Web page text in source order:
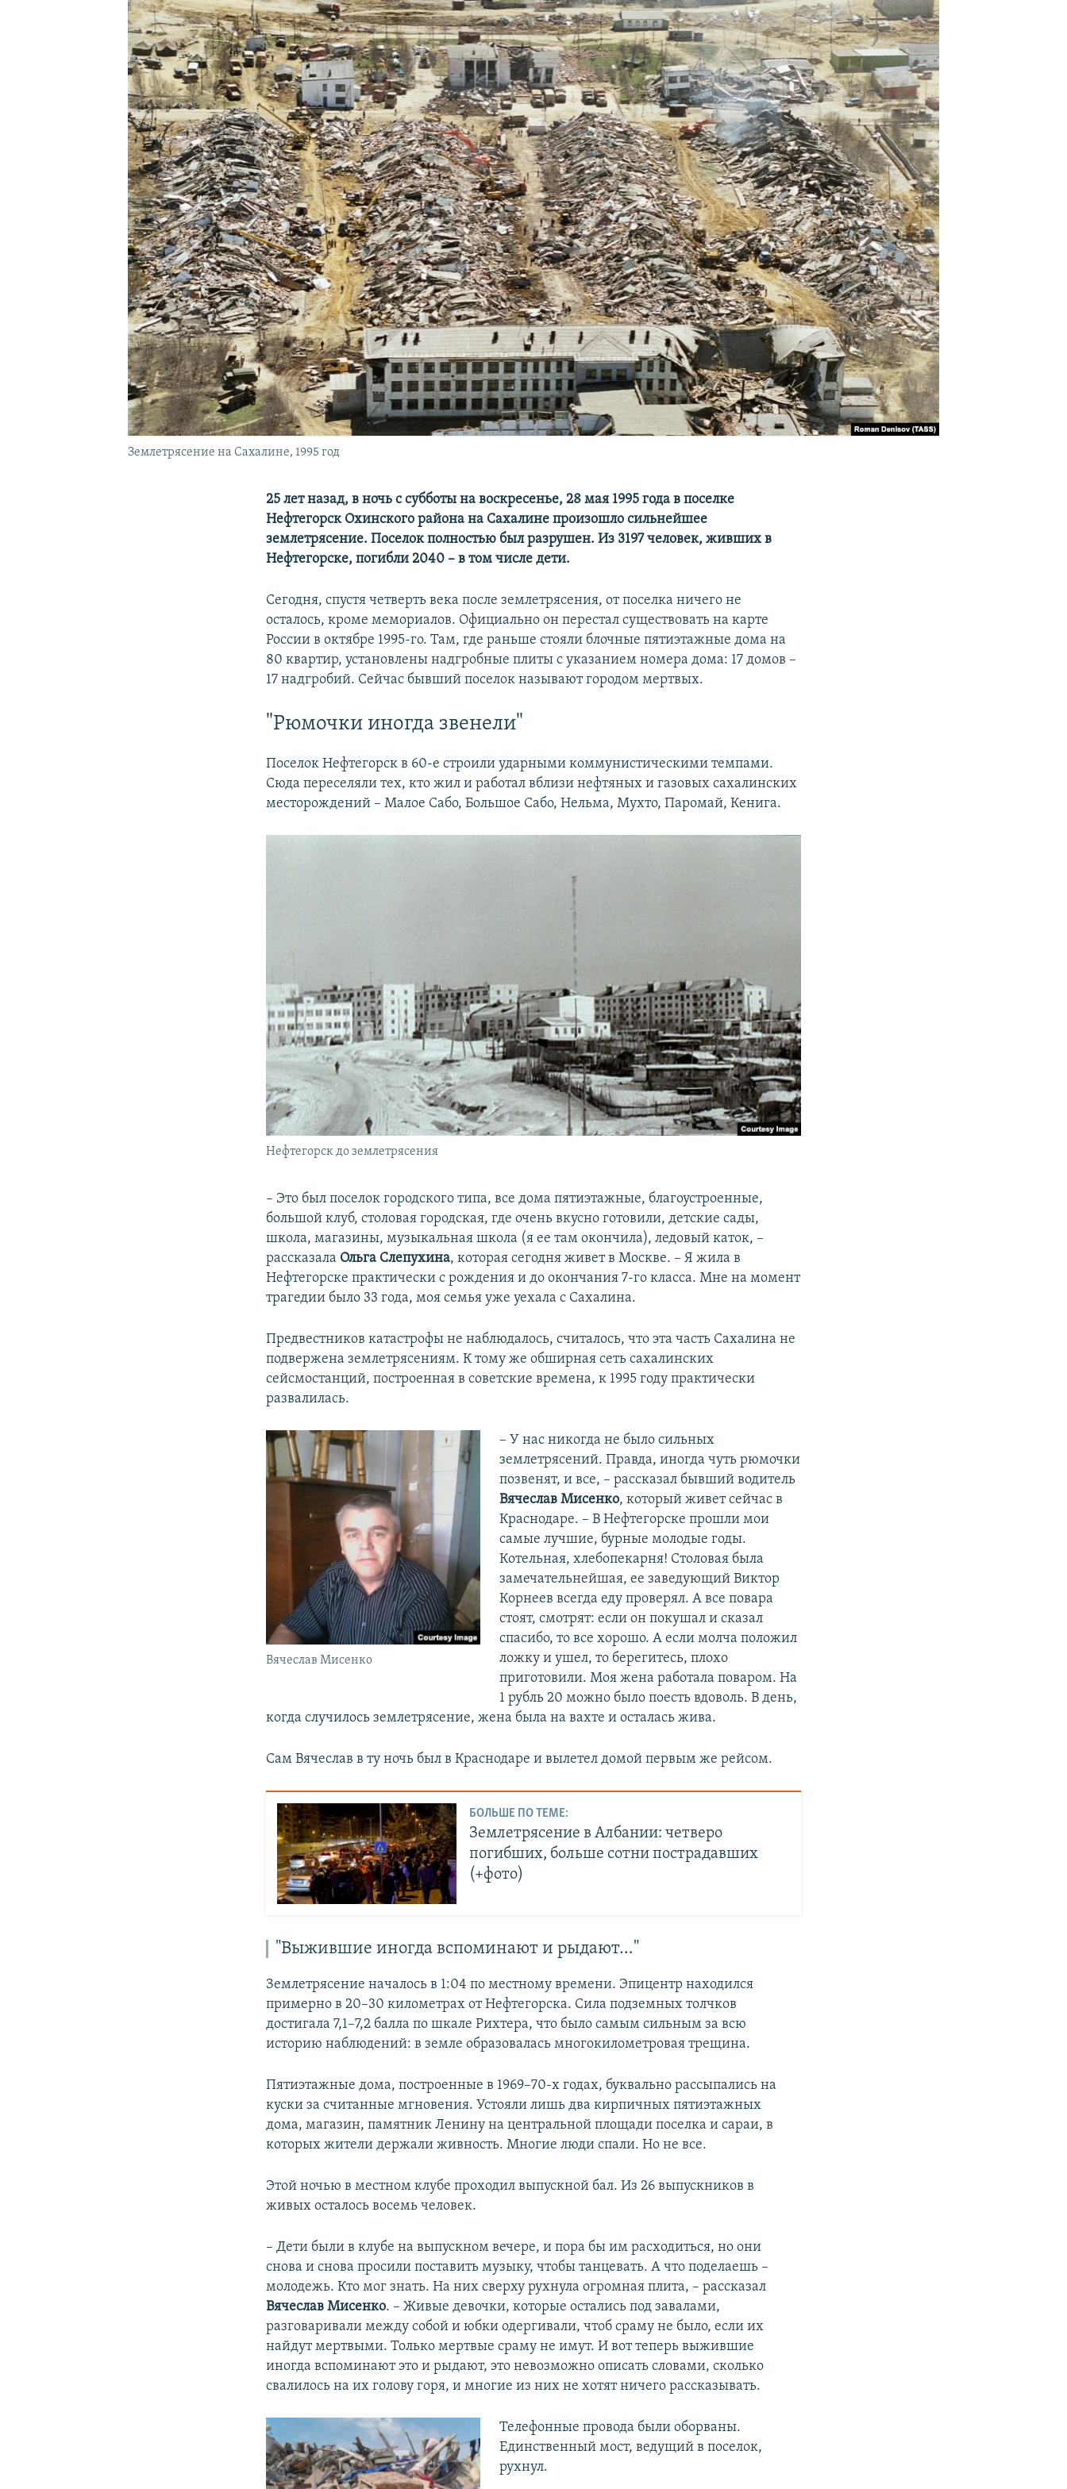
КРЫМ.НЕПОКОРЕННЫЙ
УКРАИНСКАЯ ПРОБЛЕМА КРЫМА
Землетрясение на Сахалине, 1995 год
25 лет назад, в ночь с субботы на воскресенье, 28 мая 1995 года в поселке
Нефтегорск Охинского района на Сахалине произошло сильнейшее
землетрясение. Поселок полностью был разрушен. Из 3197 человек, живших в
Нефтегорске, погибли 2040 – в том числе дети.
Сегодня, спустя четверть века после землетрясения, от поселка ничего не
осталось, кроме мемориалов. Официально он перестал существовать на карте
России в октябре 1995-го. Там, где раньше стояли блочные пятиэтажные дома на
80 квартир, установлены надгробные плиты с указанием номера дома: 17 домов –
17 надгробий. Сейчас бывший поселок называют городом мертвых.
"Рюмочки иногда звенели"
Поселок Нефтегорск в 60-е строили ударными коммунистическими темпами.
Сюда переселяли тех, кто жил и работал вблизи нефтяных и газовых сахалинских
месторождений – Малое Сабо, Большое Сабо, Нельма, Мухто, Паромай, Кенига.
Нефтегорск до землетрясения
– Это был поселок городского типа, все дома пятиэтажные, благоустроенные,
большой клуб, столовая городская, где очень вкусно готовили, детские сады,
школа, магазины, музыкальная школа (я ее там окончила), ледовый каток, –
рассказала Ольга Слепухина, которая сегодня живет в Москве. – Я жила в
Нефтегорске практически с рождения и до окончания 7-го класса. Мне на момент
трагедии было 33 года, моя семья уже уехала с Сахалина.
Предвестников катастрофы не наблюдалось, считалось, что эта часть Сахалина не
подвержена землетрясениям. К тому же обширная сеть сахалинских
сейсмостанций, построенная в советские времена, к 1995 году практически
развалилась.
Вячеслав Мисенко
– У нас никогда не было сильных
землетрясений. Правда, иногда чуть рюмочки
позвенят, и все, – рассказал бывший водитель
Вячеслав Мисенко, который живет сейчас в
Краснодаре. – В Нефтегорске прошли мои
самые лучшие, бурные молодые годы.
Котельная, хлебопекарня! Столовая была
замечательнейшая, ее заведующий Виктор
Корнеев всегда еду проверял. А все повара
стоят, смотрят: если он покушал и сказал
спасибо, то все хорошо. А если молча положил
ложку и ушел, то берегитесь, плохо
приготовили. Моя жена работала поваром. На
1 рубль 20 можно было поесть вдоволь. В день,
когда случилось землетрясение, жена была на вахте и осталась жива.
Сам Вячеслав в ту ночь был в Краснодаре и вылетел домой первым же рейсом.
БОЛЬШЕ ПО ТЕМЕ:
Землетрясение в Албании: четверо
погибших, больше сотни пострадавших
(+фото)
"Выжившие иногда вспоминают и рыдают…"
Землетрясение началось в 1:04 по местному времени. Эпицентр находился
примерно в 20–30 километрах от Нефтегорска. Сила подземных толчков
достигала 7,1–7,2 балла по шкале Рихтера, что было самым сильным за всю
историю наблюдений: в земле образовалась многокилометровая трещина.
Пятиэтажные дома, построенные в 1969–70-х годах, буквально рассыпались на
куски за считанные мгновения. Устояли лишь два кирпичных пятиэтажных
дома, магазин, памятник Ленину на центральной площади поселка и сараи, в
которых жители держали живность. Многие люди спали. Но не все.
Этой ночью в местном клубе проходил выпускной бал. Из 26 выпускников в
живых осталось восемь человек.
– Дети были в клубе на выпускном вечере, и пора бы им расходиться, но они
снова и снова просили поставить музыку, чтобы танцевать. А что поделаешь –
молодежь. Кто мог знать. На них сверху рухнула огромная плита, – рассказал
Вячеслав Мисенко. – Живые девочки, которые остались под завалами,
разговаривали между собой и юбки одергивали, чтоб сраму не было, если их
найдут мертвыми. Только мертвые сраму не имут. И вот теперь выжившие
иногда вспоминают это и рыдают, это невозможно описать словами, сколько
свалилось на их голову горя, и многие из них не хотят ничего рассказывать.
Телефонные провода были оборваны.
Единственный мост, ведущий в поселок,
рухнул.